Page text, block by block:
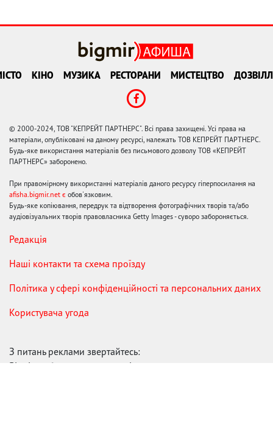
КІНО МУЗИКА РЕСТОРАНИ МИСТЕЦТВО
© 2000-2024, ТОВ "КЕПРЕЙТ ПАРТНЕРС". Всі права захищені. Усі права на
матеріали, опубліковані на даному ресурсі, належать ТОВ КЕПРЕЙТ ПАРТНЕРС.
Будь-яке використання матеріалів без письмового дозволу ТОВ «КЕПРЕЙТ
ПАРТНЕРС» заборонено.
При правомірному використанні матеріалів даного ресурсу гіперпосилання на
afisha.bigmir.net є обов'язковим.
Будь-яке копіювання, передрук та відтворення фотографічних творів та/або
аудіовізуальних творів правовласника Getty Images - суворо забороняється.
Редакція
Наші контакти та схема проїзду
Політика у сфері конфіденційності та персональних даних
Користувача угода
З питань реклами звертайтесь:
Відділ роботи з прямими клієнтами: